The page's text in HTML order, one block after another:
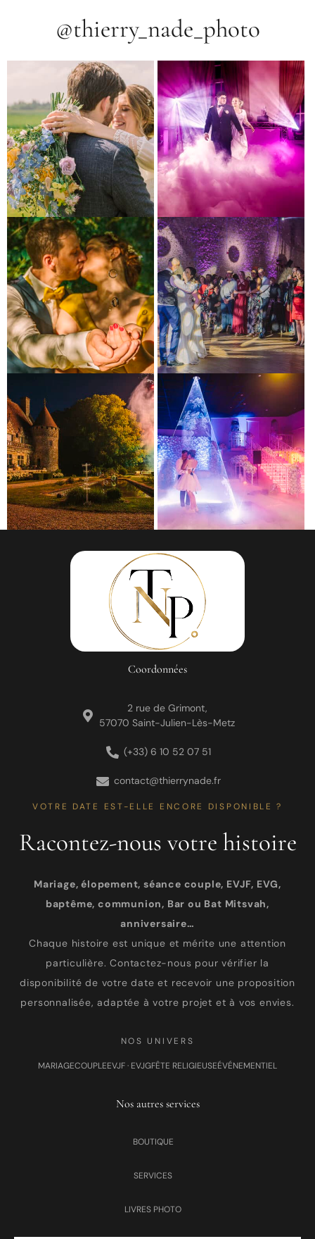
@thierry_nade_photo
Coordonnées
2 rue de Grimont,
57070 Saint-Julien-Lès-Metz
(+33) 6 10 52 07 51
contact@thierrynade.fr
VOTRE DATE EST-ELLE ENCORE DISPONIBLE ?
Racontez-nous votre histoire
Mariage, élopement, séance couple, EVJF, EVG,
baptême, communion, Bar ou Bat Mitsvah,
anniversaire…
Chaque histoire est unique et mérite une attention
particulière. Contactez-nous pour vérifier la
disponibilité de votre date et recevoir une proposition
personnalisée, adaptée à votre projet et à vos envies.
NOS UNIVERS
MARIAGECOUPLEEVJF · EVJGFÊTE RELIGIEUSEÉVÉNEMENTIEL
Nos autres services
BOUTIQUE
SERVICES
LIVRES PHOTO